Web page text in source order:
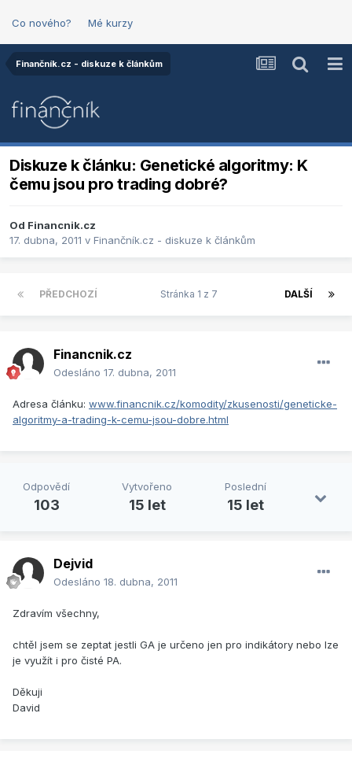
Co nového? Mé kurzy
Finančník.cz - diskuze k článkům
Diskuze k článku: Genetické algoritmy: K
čemu jsou pro trading dobré?
Od Financnik.cz
17. dubna, 2011 v Finančník.cz - diskuze k článkům
PŘEDCHOZÍ DALŠÍ
Stránka 1 z 7
Financnik.cz
Odesláno 17. dubna, 2011
Adresa článku: www.financnik.cz/komodity/zkusenosti/geneticke-
algoritmy-a-trading-k-cemu-jsou-dobre.html
Odpovědí
103
Vytvořeno
15 let
Poslední
15 let
Dejvid
Odesláno 18. dubna, 2011
Zdravím všechny,
chtěl jsem se zeptat jestli GA je určeno jen pro indikátory nebo lze
je využít i pro čisté PA.
Děkuji
David